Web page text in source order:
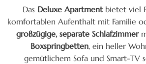
Das Deluxe Apartmentbietet viel
komfortablen Aufenthalt mit Familie
großzügige, separate Schlafzimmer
Boxspringbetten, ein heller
gemütlichem Sofa und Smart-TV